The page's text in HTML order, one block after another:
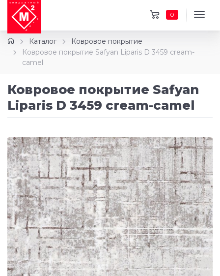
0
Каталог
Ковровое покрытие
Ковровое покрытие Safyan Liparis D 3459 cream-
camel
Ковровое покрытие Safyan
Liparis D 3459 cream-camel